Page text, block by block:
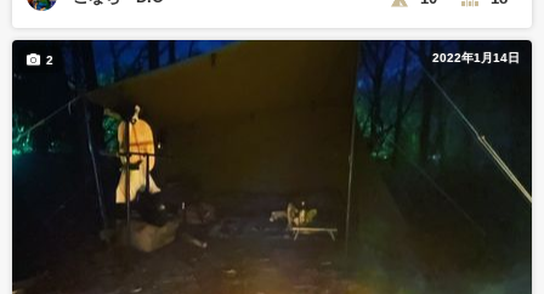
2022年1月14日
2